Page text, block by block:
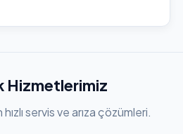
Hizmetlerimiz
servis ve arıza çözümleri.